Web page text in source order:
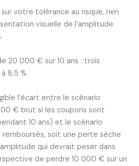
votre tolérance au risque, rien
visuelle de l’amplitude
20 000 € sur 10 ans : trois
8,5 %
l’écart entre le scénario
€ brut si les coupons sont
10 ans) et le scénario
soit une perte sèche
qui devrait peser dans
de perdre 10 000 € sur un